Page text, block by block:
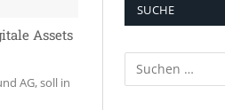
Assets
AG, soll in
SUCHE